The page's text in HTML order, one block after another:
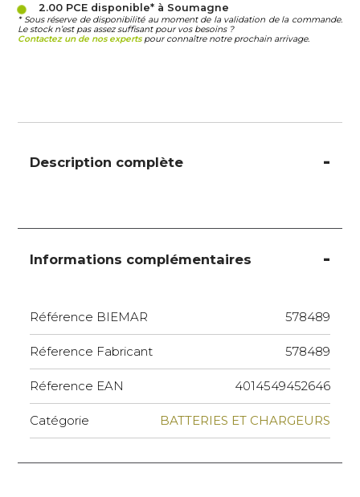
2.00 PCEdisponible* à Soumagne
* Sous réserve de disponibilité au moment de la validation de la commande.
Le stock n’est pas assez suffisant pour vos besoins ?
Contactez un de nos expertspour connaître notre prochain arrivage.
Description complète
Informations complémentaires
Référence BIEMAR 578489
Réference Fabricant 578489
Réference EAN 4014549452646
Catégorie BATTERIES ET CHARGEURS